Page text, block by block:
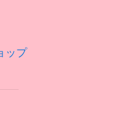
ップ